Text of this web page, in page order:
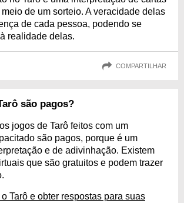
de um sorteio. A veracidade delas
de cada pessoa, podendo se
realidade delas.
COMPARTILHAR
são pagos?
jogos de Tarô feitos com um
são pagos, porque é um
e de adivinhação. Existem
que são gratuitos e podem trazer
Tarô e obter respostas para suas